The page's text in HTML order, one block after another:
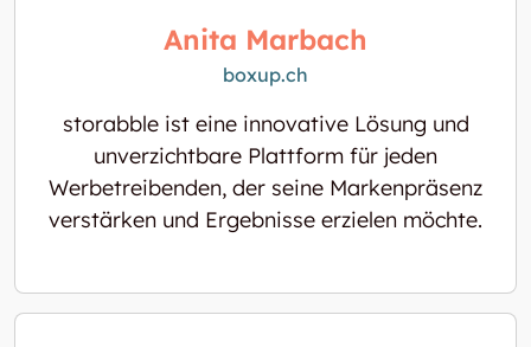
Anita Marbach
boxup.ch
storabble ist eine innovative Lösung und
unverzichtbare Plattform für jeden
Werbetreibenden, der seine Markenpräsenz
verstärken und Ergebnisse erzielen möchte.